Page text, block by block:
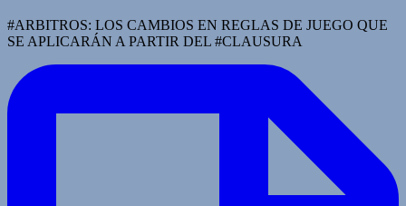
#ARBITROS: LOS CAMBIOS EN REGLAS DE JUEGO QUE
SE APLICARÁN A PARTIR DEL #CLAUSURA